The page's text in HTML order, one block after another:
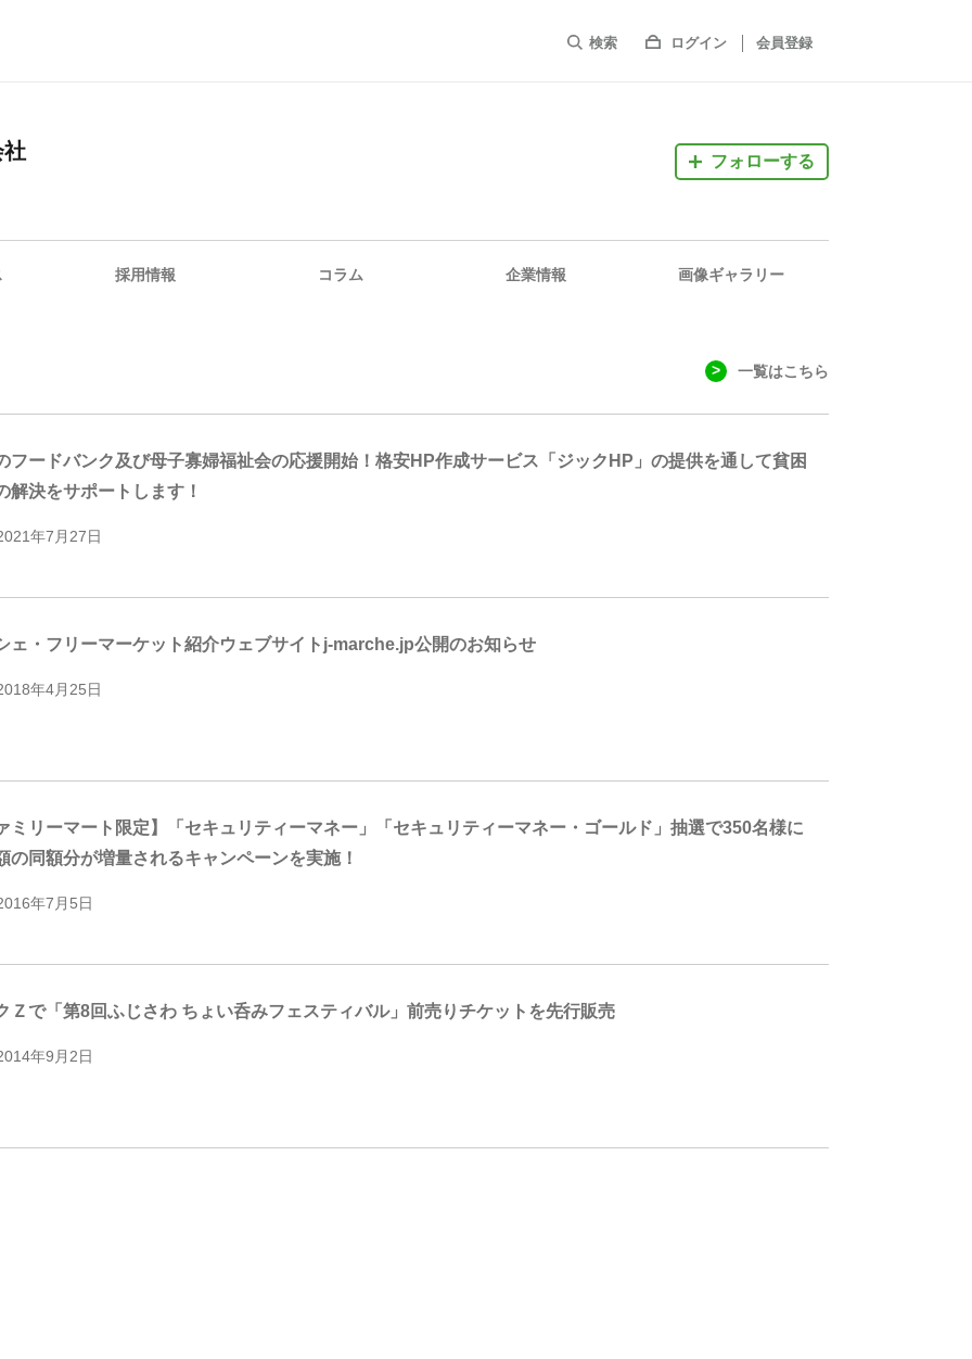
検索 ログイン 会員登録
社 フォローする
採用情報 コラム 企業情報 画像ギャラリー
一覧はこちら
フードバンク及び母子寡婦福祉会の応援開始！格安HP作成サービス「ジックHP」の提供を通して貧困
解決をサポートします！
年7月27日
ェ・フリーマーケット紹介ウェブサイトj-marche.jp公開のお知らせ
年4月25日
ミリーマート限定】「セキュリティーマネー」「セキュリティーマネー・ゴールド」抽選で350名様に
の同額分が増量されるキャンペーンを実施！
年7月5日
Ｚで「第8回ふじさわ ちょい呑みフェスティバル」前売りチケットを先行販売
年9月2日